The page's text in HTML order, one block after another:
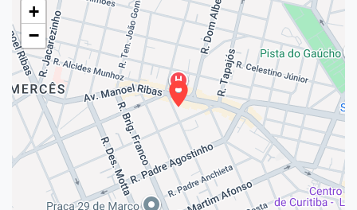
+
−